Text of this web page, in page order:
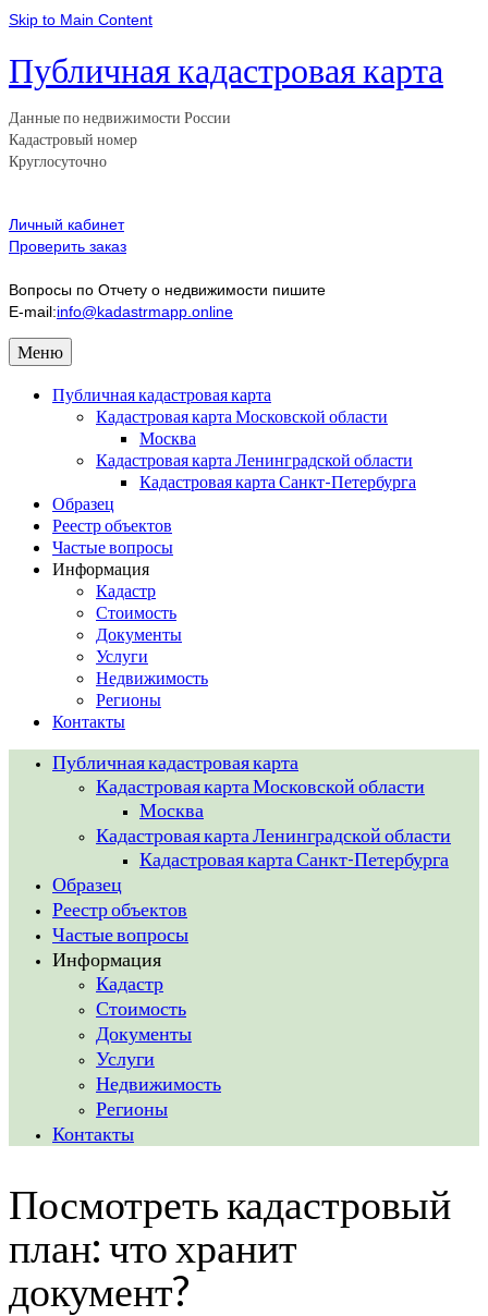
Skip to Main Content
Публичная кадастровая карта
Данные по недвижимости России
Кадастровый номер
Круглосуточно
Личный кабинет
Проверить заказ
Вопросы по Отчету о недвижимости пишите
E-mail:info@kadastrmapp.online
Меню
Публичная кадастровая карта
Кадастровая карта Московской области
Москва
Кадастровая карта Ленинградской области
Кадастровая карта Санкт-Петербурга
Образец
Реестр объектов
Частые вопросы
Информация
Кадастр
Стоимость
Документы
Услуги
Недвижимость
Регионы
Контакты
Публичная кадастровая карта
Кадастровая карта Московской области
Москва
Кадастровая карта Ленинградской области
Кадастровая карта Санкт-Петербурга
Образец
Реестр объектов
Частые вопросы
Информация
Кадастр
Стоимость
Документы
Услуги
Недвижимость
Регионы
Контакты
Посмотреть кадастровый
план: что хранит
документ?